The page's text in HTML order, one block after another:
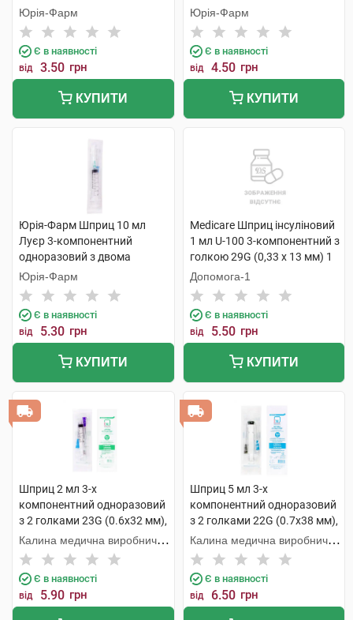
Юрія-Фарм
Є в наявності
від 3.50 грн
КУПИТИ
голками 1 шт
Юрія-Фарм
Є в наявності
від 4.50 грн
КУПИТИ
Юрія-Фарм Шприц 10 мл
Луєр 3-компонентний
одноразовий з двома
голками 1 шт
Юрія-Фарм
Є в наявності
від 5.30 грн
КУПИТИ
Medicare Шприц інсуліновий
1 мл U-100 3-компонентний з
голкою 29G (0,33 х 13 мм) 1
шт
Допомога-1
Є в наявності
від 5.50 грн
КУПИТИ
Шприц 2 мл 3-х
компонентний одноразовий
з 2 голками 23G (0.6х32 мм),
24G (0.55х25 мм) 1 шт
Калина медична виробнича
компанія
Є в наявності
від 5.90 грн
Шприц 5 мл 3-х
компонентний одноразовий
з 2 голками 22G (0.7х38 мм),
23G (0.6х32 мм) 1 шт
Калина медична виробнича
компанія
Є в наявності
від 6.50 грн